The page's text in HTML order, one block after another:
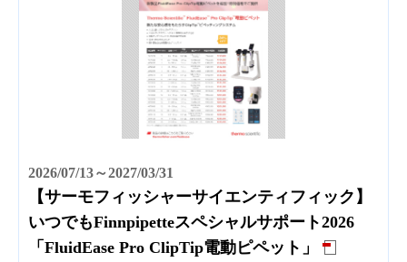
2026/07/13～2027/03/31
【サーモフィッシャーサイエンティフィック】
いつでもFinnpipetteスペシャルサポート2026
「FluidEase Pro ClipTip電動ピペット」